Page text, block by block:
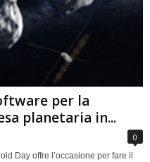
per la
planetaria in...
0
Day offre l’occasione per fare il